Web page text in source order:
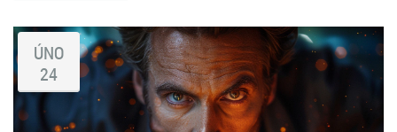
ÚNO
24